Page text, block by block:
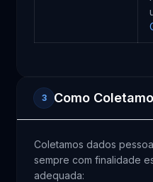
3 Como
Coletamos dados
sempre com finalidade
adequada: